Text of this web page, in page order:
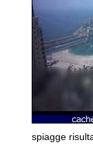
spiagge